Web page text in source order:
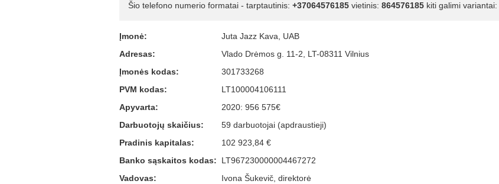
Šio telefono numerio formatai - tarptautinis: +37064576185 vietinis: 864576185 kiti galimi variantai:
Įmonė:
Juta Jazz Kava, UAB
Adresas:
Vlado Drėmos g. 11-2, LT-08311 Vilnius
Įmonės kodas:
301733268
PVM kodas:
LT100004106111
Apyvarta:
2020: 956 575€
Darbuotojų skaičius:
59 darbuotojai (apdraustieji)
Pradinis kapitalas:
102 923,84 €
Banko sąskaitos kodas:
LT967230000004467272
Vadovas:
Ivona Šukevič, direktorė